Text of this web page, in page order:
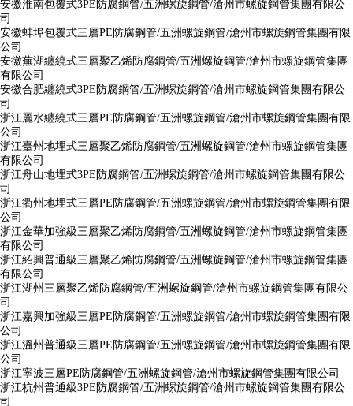
安徽淮南包覆式3PE防腐鋼管/五洲螺旋鋼管/滄州市螺旋鋼管集團有限公
司
安徽蚌埠包覆式三層PE防腐鋼管/五洲螺旋鋼管/滄州市螺旋鋼管集團有限
公司
安徽蕪湖纏繞式三層聚乙烯防腐鋼管/五洲螺旋鋼管/滄州市螺旋鋼管集團
有限公司
安徽合肥纏繞式3PE防腐鋼管/五洲螺旋鋼管/滄州市螺旋鋼管集團有限公
司
浙江麗水纏繞式三層PE防腐鋼管/五洲螺旋鋼管/滄州市螺旋鋼管集團有限
公司
浙江臺州地埋式三層聚乙烯防腐鋼管/五洲螺旋鋼管/滄州市螺旋鋼管集團
有限公司
浙江舟山地埋式3PE防腐鋼管/五洲螺旋鋼管/滄州市螺旋鋼管集團有限公
司
浙江衢州地埋式三層PE防腐鋼管/五洲螺旋鋼管/滄州市螺旋鋼管集團有限
公司
浙江金華加強級三層聚乙烯防腐鋼管/五洲螺旋鋼管/滄州市螺旋鋼管集團
有限公司
浙江紹興普通級三層聚乙烯防腐鋼管/五洲螺旋鋼管/滄州市螺旋鋼管集團
有限公司
浙江湖州三層聚乙烯防腐鋼管/五洲螺旋鋼管/滄州市螺旋鋼管集團有限公
司
浙江嘉興加強級三層PE防腐鋼管/五洲螺旋鋼管/滄州市螺旋鋼管集團有限
公司
浙江溫州普通級三層PE防腐鋼管/五洲螺旋鋼管/滄州市螺旋鋼管集團有限
公司
浙江寧波三層PE防腐鋼管/五洲螺旋鋼管/滄州市螺旋鋼管集團有限公司
浙江杭州普通級3PE防腐鋼管/五洲螺旋鋼管/滄州市螺旋鋼管集團有限公
司